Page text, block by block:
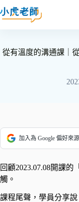
從有溫度的溝通課｜
加入為 Google 偏好來源
回顧2023.07.08開課
觸。
課程尾聲，學員分享